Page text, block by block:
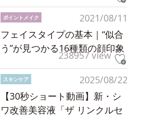
2021/08/11
ポイントメイク
フェイスタイプの基本｜“似合
う”が見つかる16種類の顔印象
238957 view
2025/08/22
スキンケア
【30秒ショート動画】新・シ
ワ改善美容液「ザ リンクルセ